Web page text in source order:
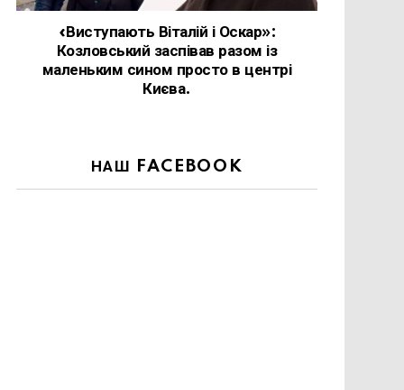
«Виступають Віталій і Оскар»:
Козловський заспівав разом із
маленьким сином просто в центрі
Києва.
НАШ FACEBOOK